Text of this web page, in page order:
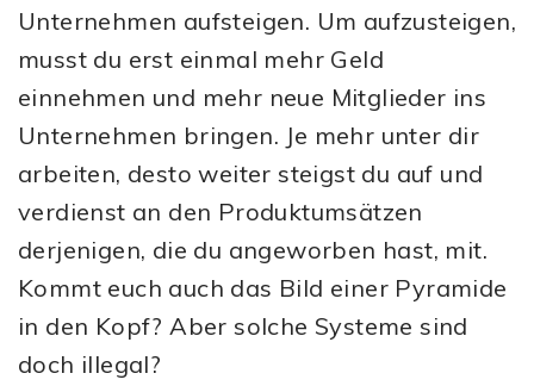
Unternehmen aufsteigen. Um aufzusteigen,
musst du erst einmal mehr Geld
einnehmen und mehr neue Mitglieder ins
Unternehmen bringen. Je mehr unter dir
arbeiten, desto weiter steigst du auf und
verdienst an den Produktumsätzen
derjenigen, die du angeworben hast, mit.
Kommt euch auch das Bild einer Pyramide
in den Kopf? Aber solche Systeme sind
doch illegal?